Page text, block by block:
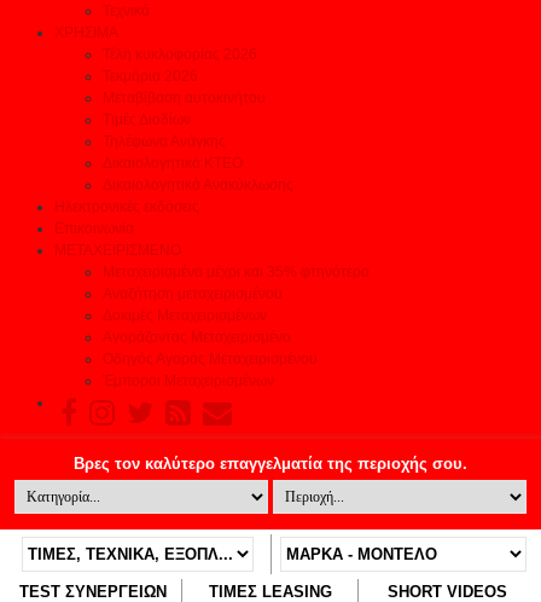
Τεχνικά
ΧΡΗΣΙΜΑ
Τέλη κυκλοφορίας 2026
Τεκμήρια 2026
Μεταβίβαση αυτοκινήτου
Τιμές Διοδίων
Τηλέφωνα Ανάγκης
Δικαιολογητικά ΚΤΕΟ
Δικαιολογητικά Ανακύκλωσης
Ηλεκτρονικές εκδόσεις
Επικοινωνία
ΜΕΤΑΧΕΙΡΙΣΜΕΝΟ
Μεταχειρισμένα μέχρι και 35% φτηνότερα
Αναζήτηση μεταχειρισμένου
Δοκιμές Μεταχειρισμένων
Αγοράζοντας Μεταχειρισμένο
Οδηγός Αγοράς Μεταχειρισμένου
Έμποροι Μεταχειρισμένων
TEST ΣΥΝΕΡΓΕΙΩΝ ΤΙΜΕΣ LEASING SHORT VIDEOS